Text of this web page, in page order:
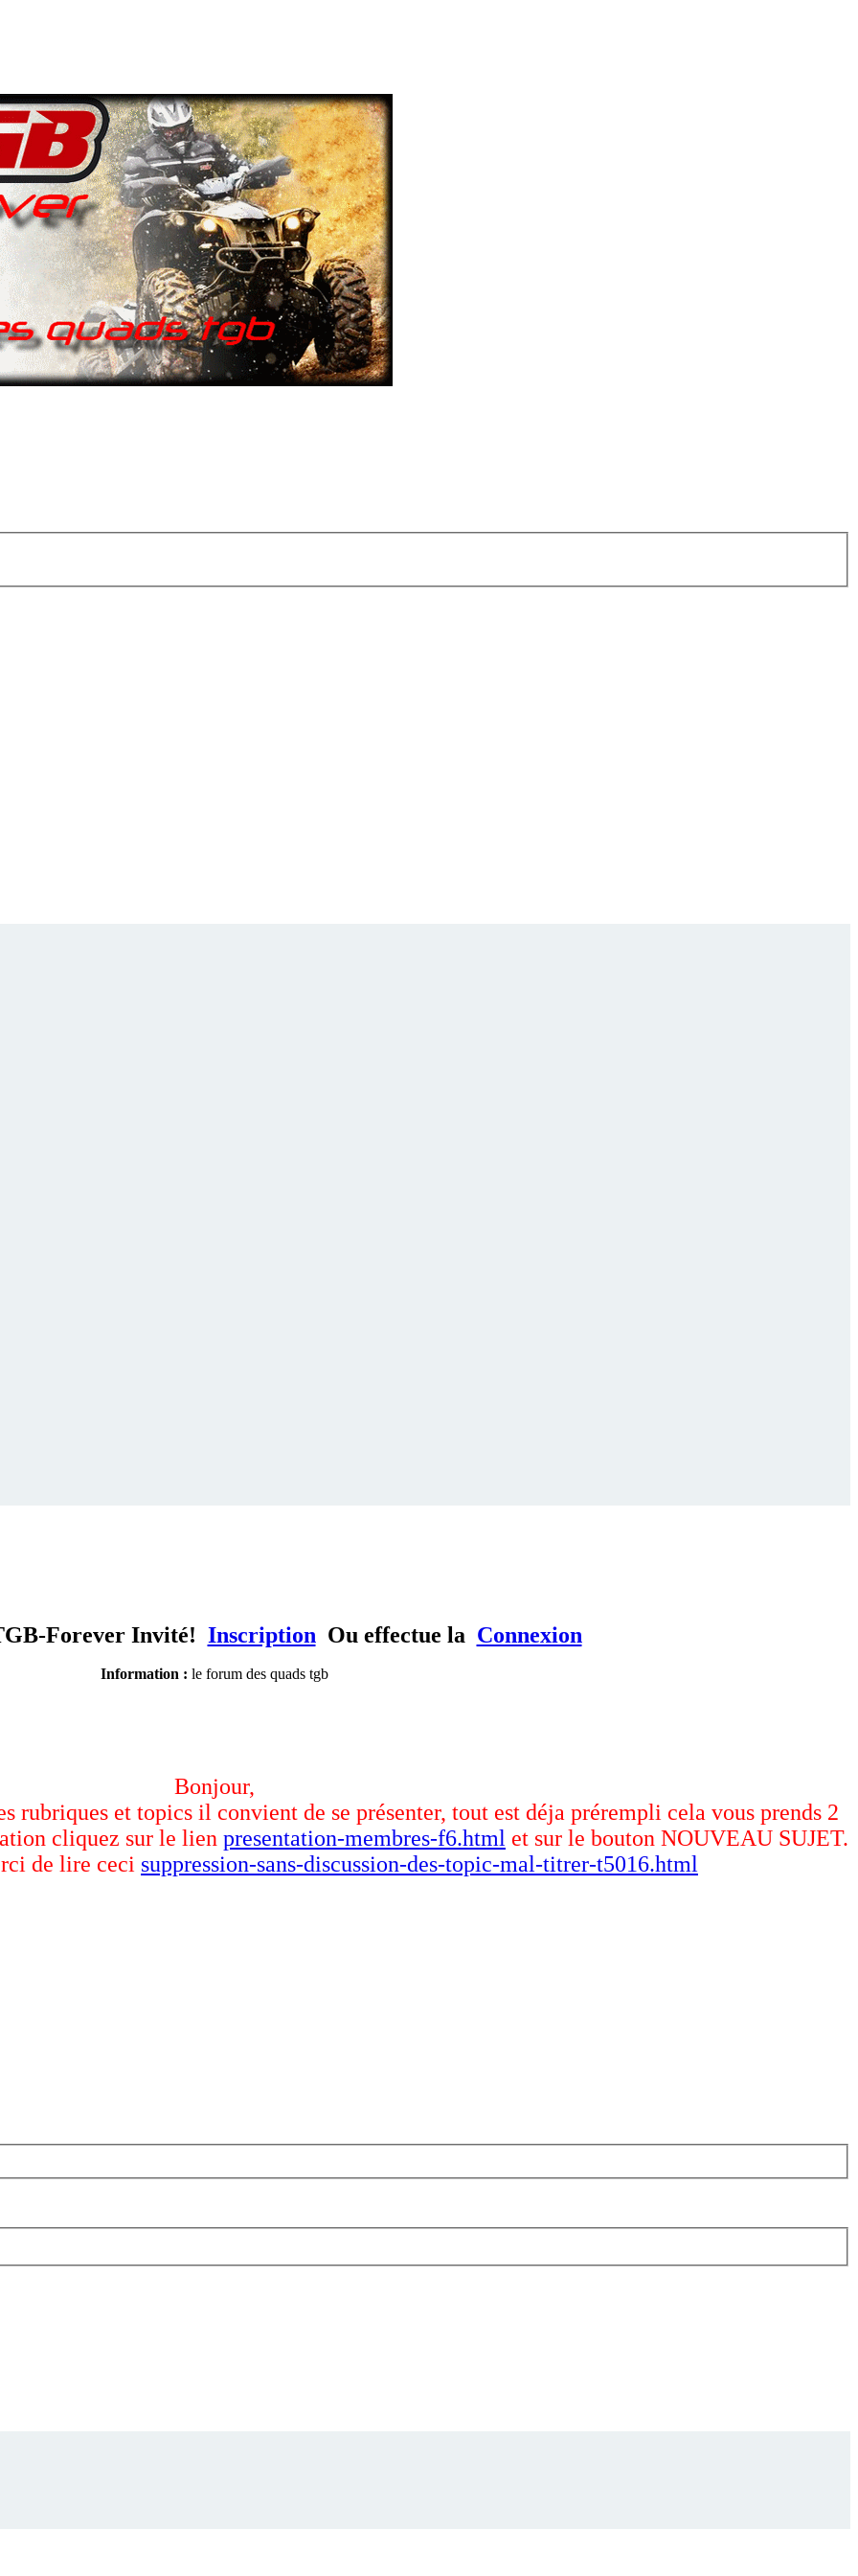
Forever Invité! Inscription Ou effectue la Connexion
Information : le forum des quads tgb
Bonjour,
rubriques et topics il convient de se présenter, tout est déja prérempli cela vous prends 2
cliquez sur le lien presentation-membres-f6.html et sur le bouton NOUVEAU SUJET.
de lire ceci suppression-sans-discussion-des-topic-mal-titrer-t5016.html